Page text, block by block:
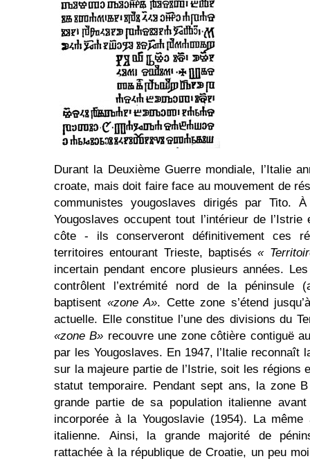
Durant la Deuxième Guerre mondiale, l’Italie
croate, mais doit faire face au mouvement de
communistes yougoslaves dirigés par Tito.
Yougoslaves occupent tout l’intérieur de
côte - ils conserveront définitivement ces
territoires entourant Trieste, baptisés«
incertain pendant encore plusieurs années.
contrôlent l’extrémité nord de la péninsule
baptisent «zone A». Cette zone s’étend
actuelle. Elle constitue l’une des divisions du
«zone B» recouvre une zone côtière contiguë
par les Yougoslaves. En 1947, l’Italie reconnaît
sur la majeure partie de l’Istrie, soit les régions
statut temporaire. Pendant sept ans, la zone
grande partie de sa population italienne
incorporée à la Yougoslavie (1954). La
italienne. Ainsi, la grande majorité de
rattachée à la république de Croatie, un peu